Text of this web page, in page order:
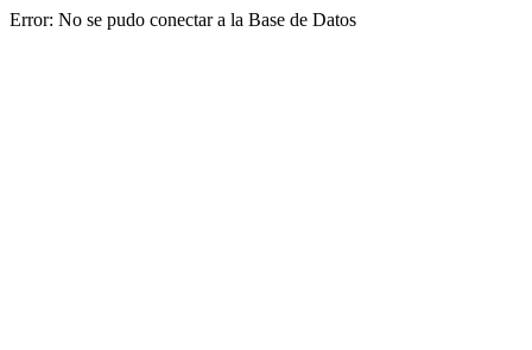
Error: No se pudo conectar a la Base de Datos